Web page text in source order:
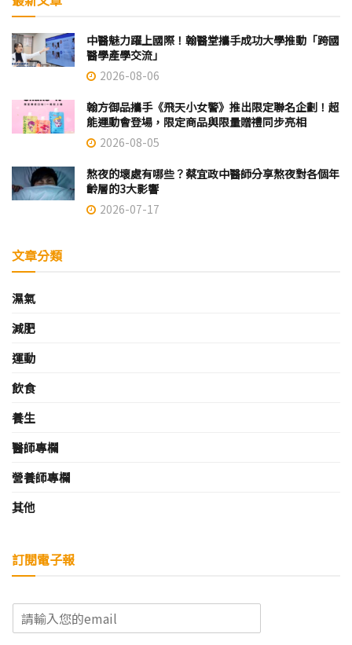
中醫魅力躍上國際！翰醫堂攜手成功大學推動「跨國
醫學產學交流」
2026-08-06
翰方御品攜手《飛天小女警》推出限定聯名企劃！超
能運動會登場，限定商品與限量贈禮同步亮相
2026-08-05
熬夜的壞處有哪些？蔡宜政中醫師分享熬夜對各個年
齡層的3大影響
2026-07-17
文章分類
濕氣
減肥
運動
飲食
養生
醫師專欄
營養師專欄
其他
訂閱電子報
E
m